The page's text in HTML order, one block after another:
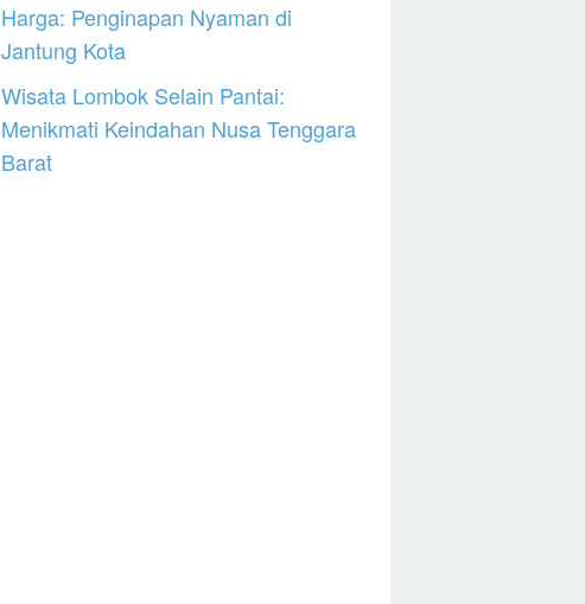
Harga: Penginapan Nyaman di
Jantung Kota
Wisata Lombok Selain Pantai:
Menikmati Keindahan Nusa Tenggara
Barat